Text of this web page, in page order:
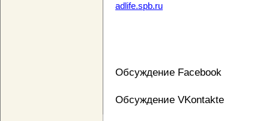
adlife.spb.ru
Обсуждение Facebook
Обсуждение VKontakte